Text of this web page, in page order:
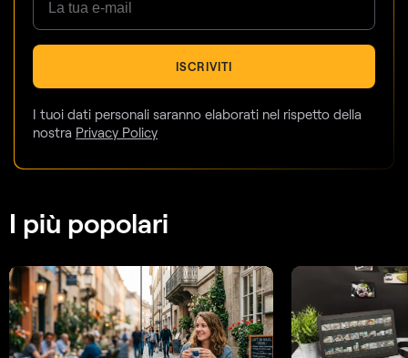
ISCRIVITI
I tuoi dati personali saranno elaborati nel rispetto della
nostra Privacy Policy
I più popolari